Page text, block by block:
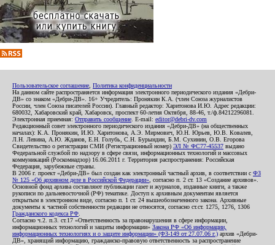
Пользовательское соглашение Политика конфиденциальности
На данном сайте распространяется информация электронного периодического издания «Дебри-
ДВ» со знаком «Дебри-ДВ». 16+ Учредитель: Пронякин К.А. (член Союза журналистов
России, член Союза писателей России). Главный редактор: Харитонова И.Ю. Адрес редакции:
680032, Хабаровский край, Хабаровск, проспект 60-летия Октября, 88-46, т./ф.84212296081.
Электронная приемная: Отправить сообщение . E-mail: editor@debri-dv.com
Редакционный совет электронного периодического издания «Дебри-ДВ» (на общественных
началах): К.А. Пронякин, И.Ю. Харитонова, А.Э. Мирмович, Ю.Н. Юрьев, Ю.В. Ковалев,
Л.Н. Левина, А.Ю. Жданов, Е.Н. Голубь, С.Н. Бурындин, Б.М. Сухинин, О.В. Егорова
Свидетельство о регистрации СМИ (Регистрационный номер) ЭЛ № ФС77-45537 выдано
Федеральной службой по надзору в сфере связи, информационных технологий и массовых
коммуникаций (Роскомнадзор) 16.06.2011 г. Территория распространения: Российская
Федерация, зарубежные страны.
В 2006 г. проект «Дебри-ДВ» был создан как электронный частный архив, в соответствии с ФЗ
№ 125 «Об архивном деле в Российской Федерации» , согласно п. 2 ст. 13 «Создание архивов».
Основной фонд архива составляют публикации газет и журналов, изданные книги, а также
рукописи по дальневосточной (РФ) тематике. Доступ к архивным документам является
открытым в электронном виде, согласно п. 1 ст. 24 вышеобозначенного закона. Архивные
документы к частной собственности редакции не относятся, согласно ст.ст. 1275, 1276, 1306
Гражданского кодекса РФ
Согласно ч.2. п.3. ст.17 «Ответственность за правонарушения в сфере информации,
информационных технологий и защиты информации» Закона РФ «Об информации,
информационных технологиях и о защите информации» (ФЗ-149 от 27.07.06 г.) архив «Дебри-
ДВ», хранящий информацию, гражданско-правовую ответственность за распространение